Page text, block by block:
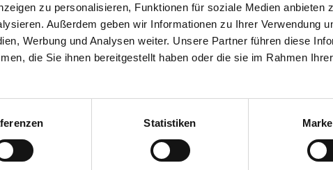
zu personalisieren, Funktionen für soziale Medien anbieten
Außerdem geben wir Informationen zu Ihrer Verwendung
Werbung und Analysen weiter. Unsere Partner führen diese
die Sie ihnen bereitgestellt haben oder die sie im Rahmen
Statistiken